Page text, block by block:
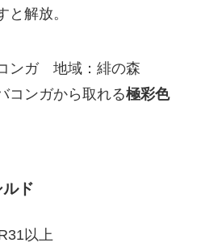
解放。
ンガ 地域：緋の森
コンガから取れる極彩色
ド
以上